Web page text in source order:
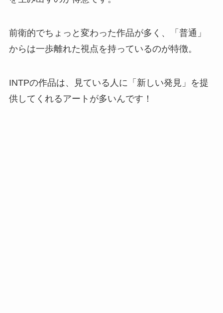
前衛的でちょっと変わった作品が多く、「普通」
からは一歩離れた視点を持っているのが特徴。
INTPの作品は、見ている人に「新しい発見」を提
供してくれるアートが多いんです！